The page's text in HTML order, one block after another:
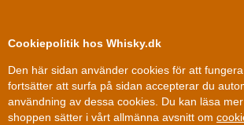
Cookiepolitik hos Whisky.dk
Den här sidan använder cookies för att
fortsätter att surfa på sidan accepterar du
användning av dessa cookies. Du kan läsa
shoppen sätter i vårt allmänna avsnitt om
Fri leverans Fri frakt vid 899 dkk